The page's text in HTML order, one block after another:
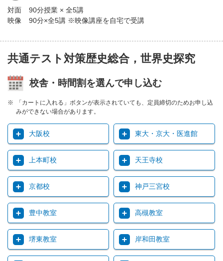
対面
90分授業 × 全5講
映像
90分×全5講 ※映像講座を自宅で受講
共通テスト対策歴史総合，世界史探究
校舎・時間割を選んで申し込む
「カートに入れる」ボタンが表示されていても、定員締切のためお申し込
みができない場合があります。
大阪校 東大・京大・医進館
上本町校 天王寺校
京都校 神戸三宮校
豊中教室 高槻教室
堺東教室 岸和田教室